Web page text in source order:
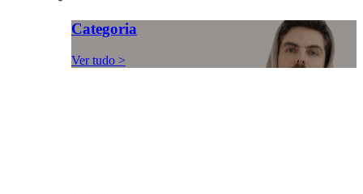
Categoria
Ver tudo >